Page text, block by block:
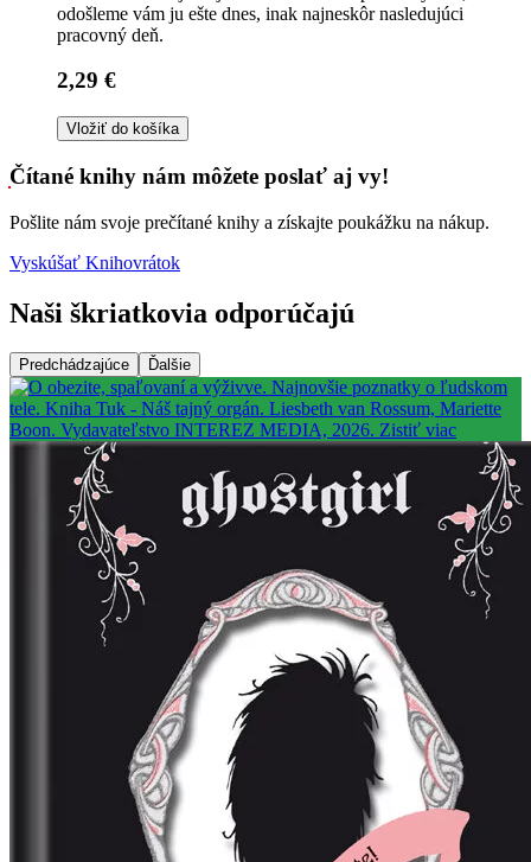
odošleme vám ju ešte dnes, inak najneskôr nasledujúci
pracovný deň.
2,29 €
Vložiť do košíka
Čítané knihy nám môžete poslať aj vy!
Pošlite nám svoje prečítané knihy a získajte poukážku na nákup.
Vyskúšať Knihovrátok
Naši škriatkovia odporúčajú
Predchádzajúce Ďalšie